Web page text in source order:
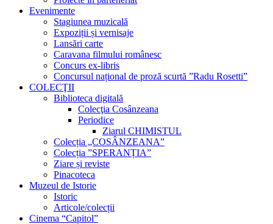
Evenimente
Stagiunea muzicală
Expoziții și vernisaje
Lansări carte
Caravana filmului românesc
Concurs ex-libris
Concursul național de proză scurtă ”Radu Rosetti”
COLECŢII
Biblioteca digitală
Colecţia Cosânzeana
Periodice
Ziarul CHIMISTUL
Colecția „COSÂNZEANA”
Colecția ”SPERANȚIA”
Ziare și reviste
Pinacoteca
Muzeul de Istorie
Istoric
Articole/colecții
Cinema “Capitol”